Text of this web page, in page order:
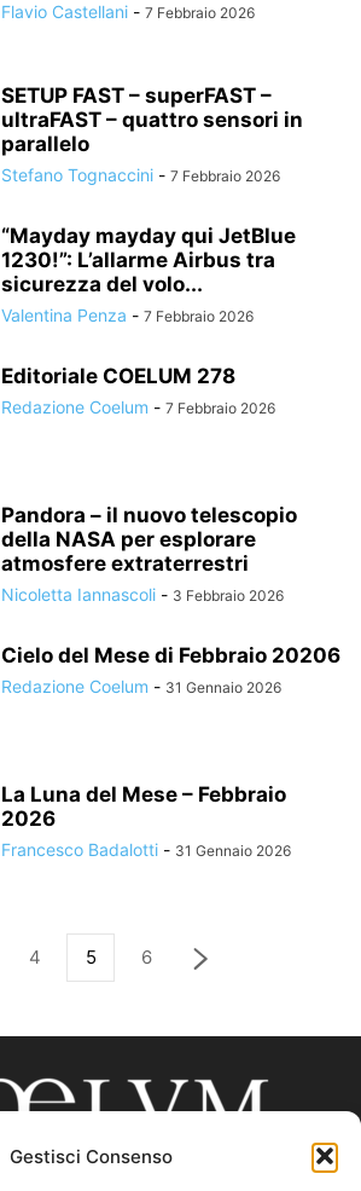
Gestisci Consenso
Flavio Castellani - 7 Febbraio 2026
SETUP FAST – superFAST –
ultraFAST – quattro sensori in
parallelo
Stefano Tognaccini - 7 Febbraio 2026
“Mayday mayday qui JetBlue
1230!”: L’allarme Airbus tra
sicurezza del volo...
Valentina Penza - 7 Febbraio 2026
Editoriale COELUM 278
Redazione Coelum - 7 Febbraio 2026
Pandora – il nuovo telescopio
della NASA per esplorare
atmosfere extraterrestri
Nicoletta Iannascoli - 3 Febbraio 2026
Cielo del Mese di Febbraio 20206
Redazione Coelum - 31 Gennaio 2026
La Luna del Mese – Febbraio
2026
Francesco Badalotti - 31 Gennaio 2026
4 5 6